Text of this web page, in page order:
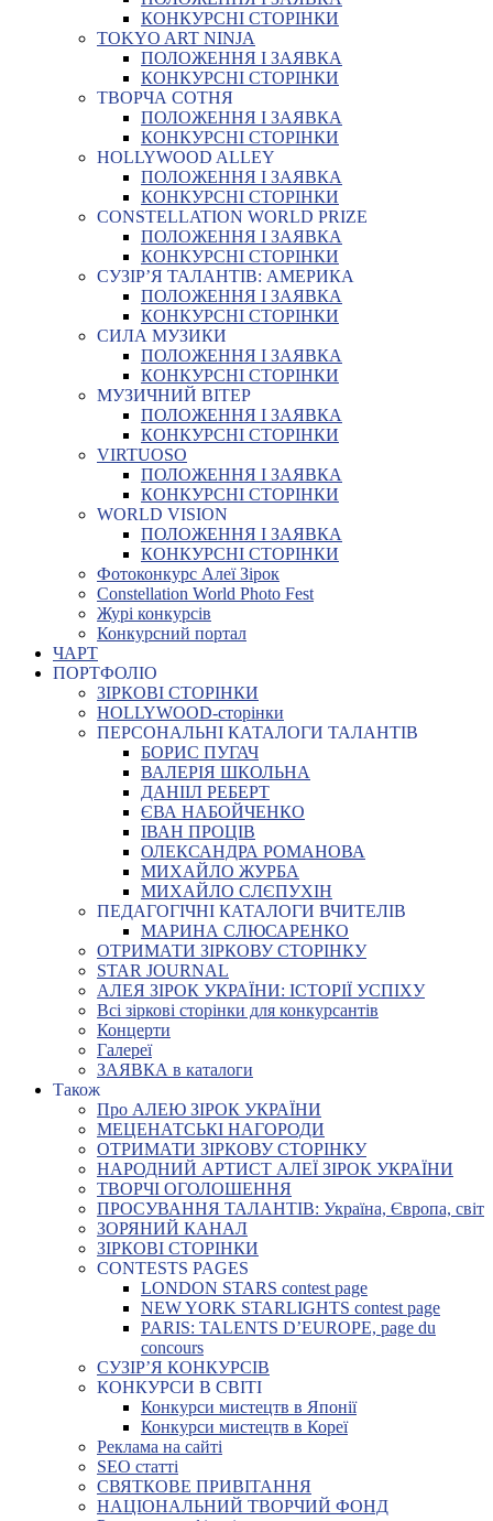
КОНКУРСНІ СТОРІНКИ
TOKYO ART NINJA
ПОЛОЖЕННЯ І ЗАЯВКА
КОНКУРСНІ СТОРІНКИ
ТВОРЧА СОТНЯ
ПОЛОЖЕННЯ І ЗАЯВКА
КОНКУРСНІ СТОРІНКИ
HOLLYWOOD ALLEY
ПОЛОЖЕННЯ І ЗАЯВКА
КОНКУРСНІ СТОРІНКИ
CONSTELLATION WORLD PRIZE
ПОЛОЖЕННЯ І ЗАЯВКА
КОНКУРСНІ СТОРІНКИ
СУЗІР’Я ТАЛАНТІВ: АМЕРИКА
ПОЛОЖЕННЯ І ЗАЯВКА
КОНКУРСНІ СТОРІНКИ
СИЛА МУЗИКИ
ПОЛОЖЕННЯ І ЗАЯВКА
КОНКУРСНІ СТОРІНКИ
МУЗИЧНИЙ ВІТЕР
ПОЛОЖЕННЯ І ЗАЯВКА
КОНКУРСНІ СТОРІНКИ
VIRTUOSO
ПОЛОЖЕННЯ І ЗАЯВКА
КОНКУРСНІ СТОРІНКИ
WORLD VISION
ПОЛОЖЕННЯ І ЗАЯВКА
КОНКУРСНІ СТОРІНКИ
Фотоконкурс Алеї Зірок
Constellation World Photo Fest
Журі конкурсів
Конкурсний портал
ЧАРТ
ПОРТФОЛІО
ЗІРКОВІ СТОРІНКИ
HOLLYWOOD-сторінки
ПЕРСОНАЛЬНІ КАТАЛОГИ ТАЛАНТІВ
БОРИС ПУГАЧ
ВАЛЕРІЯ ШКОЛЬНА
ДАНІІЛ РЕБЕРТ
ЄВА НАБОЙЧЕНКО
ІВАН ПРОЦІВ
ОЛЕКСАНДРА РОМАНОВА
МИХАЙЛО ЖУРБА
МИХАЙЛО СЛЄПУХІН
ПЕДАГОГІЧНІ КАТАЛОГИ ВЧИТЕЛІВ
МАРИНА СЛЮСАРЕНКО
ОТРИМАТИ ЗІРКОВУ СТОРІНКУ
STAR JOURNAL
АЛЕЯ ЗІРОК УКРАЇНИ: ІСТОРІЇ УСПІХУ
Всі зіркові сторінки для конкурсантів
Концерти
Галереї
ЗАЯВКА в каталоги
Також
Про АЛЕЮ ЗІРОК УКРАЇНИ
МЕЦЕНАТСЬКІ НАГОРОДИ
ОТРИМАТИ ЗІРКОВУ СТОРІНКУ
НАРОДНИЙ АРТИСТ АЛЕЇ ЗІРОК УКРАЇНИ
ТВОРЧІ ОГОЛОШЕННЯ
ПРОСУВАННЯ ТАЛАНТІВ: Україна, Європа, світ
ЗОРЯНИЙ КАНАЛ
ЗІРКОВІ СТОРІНКИ
CONTESTS PAGES
LONDON STARS contest page
NEW YORK STARLIGHTS contest page
PARIS: TALENTS D’EUROPE, page du
concours
СУЗІР’Я КОНКУРСІВ
КОНКУРСИ В СВІТІ
Конкурси мистецтв в Японії
Конкурси мистецтв в Кореї
Реклама на сайті
SEO статті
СВЯТКОВЕ ПРИВІТАННЯ
НАЦІОНАЛЬНИЙ ТВОРЧИЙ ФОНД